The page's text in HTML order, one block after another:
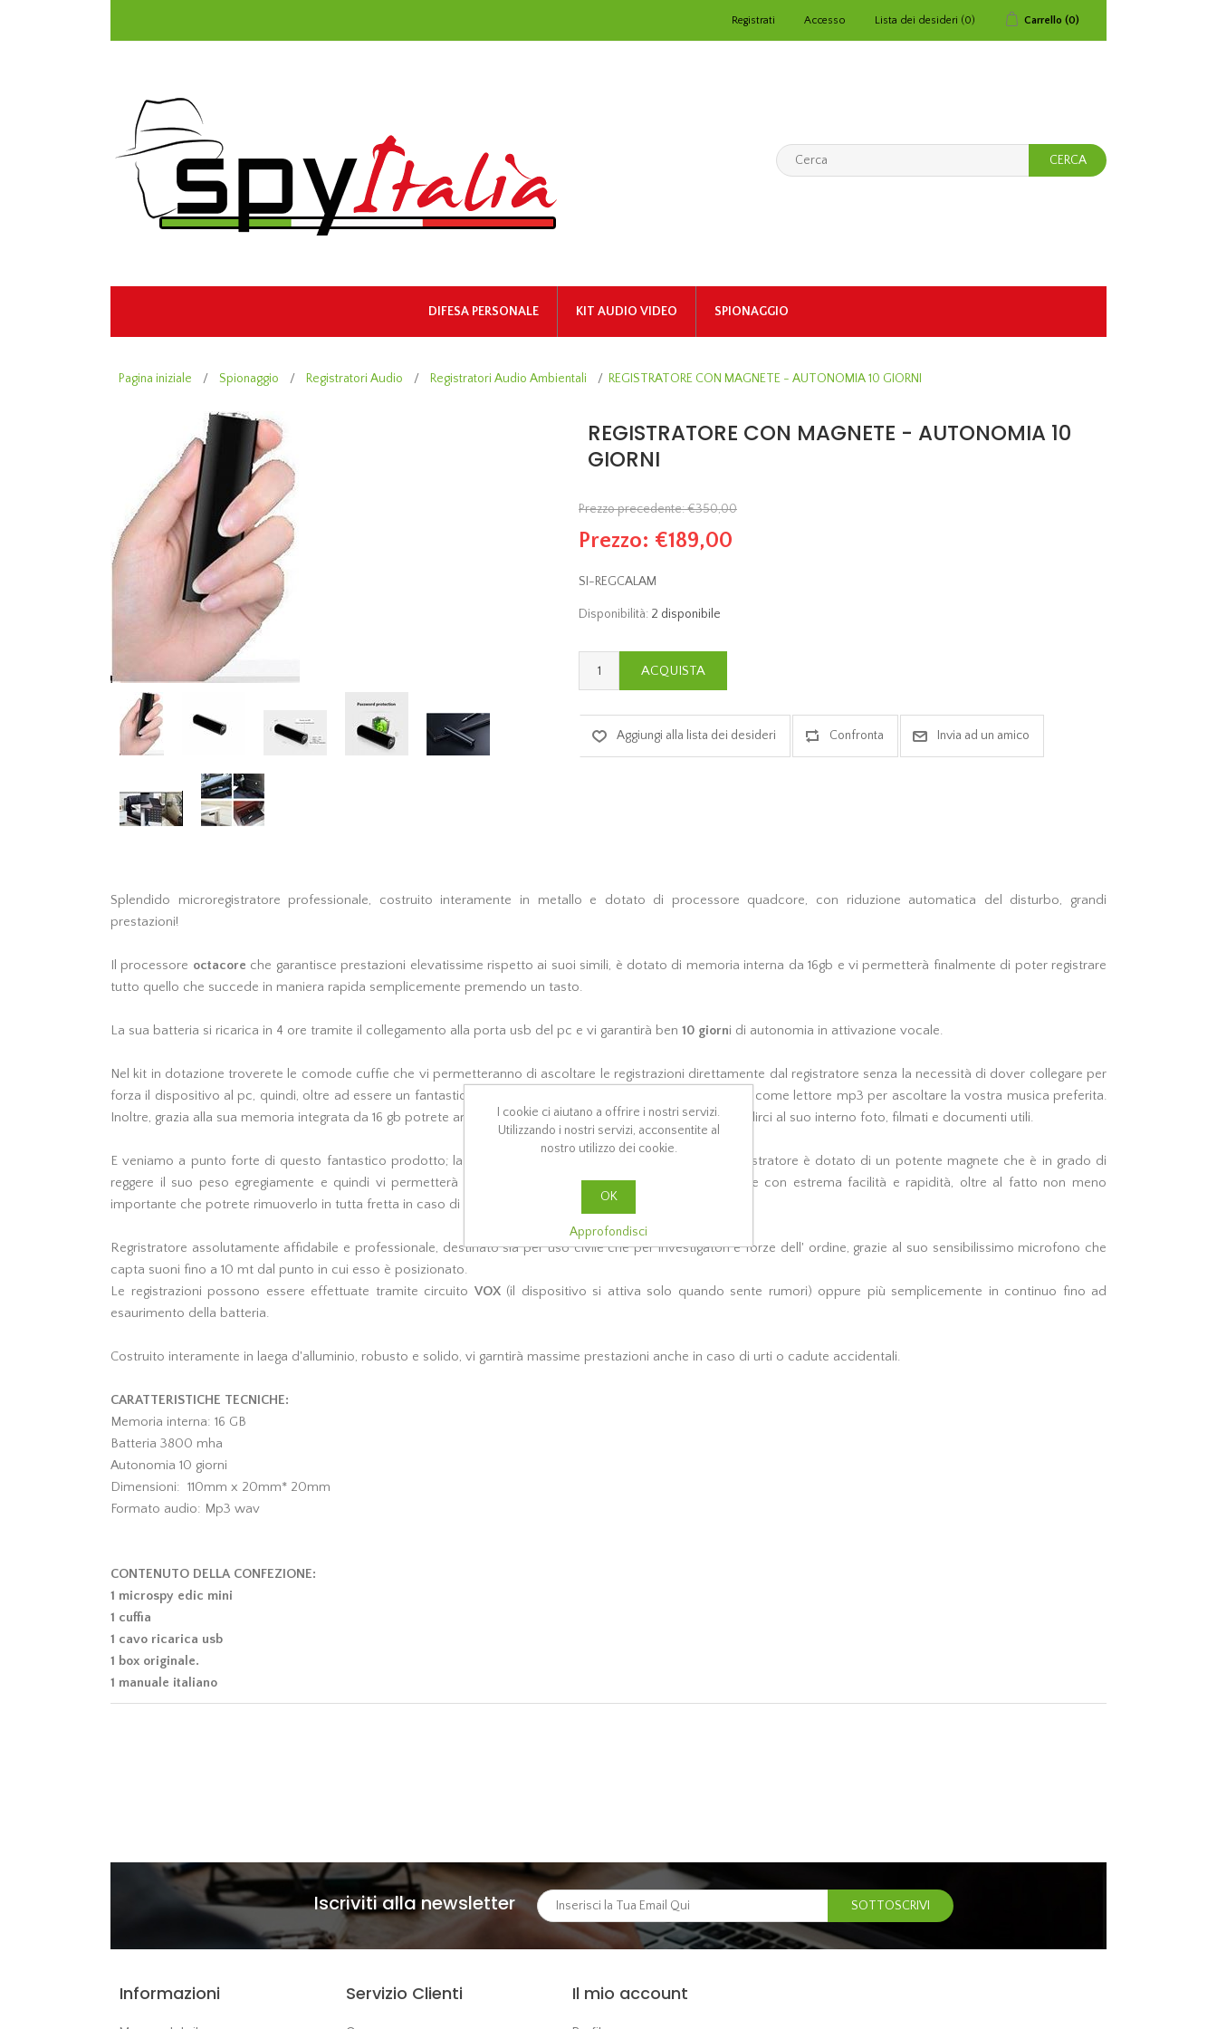
Registrati Accesso Lista dei desideri (0) Carrello (0)
DIFESA PERSONALE KIT AUDIO VIDEO SPIONAGGIO
Pagina iniziale / Spionaggio / Registratori Audio / Registratori Audio Ambientali / REGISTRATORE CON MAGNETE - AUTONOMIA 10 GIORNI
REGISTRATORE CON MAGNETE - AUTONOMIA 10
GIORNI
Prezzo precedente:€350,00
Prezzo: €189,00
SI-REGCALAM
Disponibilità: 2 disponibile
Splendido microregistratore professionale, costruito interamente in metallo e dotato di processore quadcore, con riduzione automatica del disturbo, grandi
prestazioni!
Il processore octacore che garantisce prestazioni elevatissime rispetto ai suoi simili, è dotato di memoria interna da 16gb e vi permetterà finalmente di poter registrare
tutto quello che succede in maniera rapida semplicemente premendo un tasto.
La sua batteria si ricarica in 4 ore tramite il collegamento alla porta usb del pc e vi garantirà ben 10 giorni di autonomia in attivazione vocale.
Nel kit in dotazione troverete le comode cuffie che vi permetteranno di ascoltare le registrazioni direttamente dal registratore senza la necessità di dover collegare per
forza il dispositivo al pc, quindi, oltre ad essere un fantastico registratore vocale, lo potrete utilizzare anche come lettore mp3 per ascoltare la vostra musica preferita.
Inoltre, grazia alla sua memoria integrata da 16 gb potrete anche utilizzarlo come semplice pendrive e custodirci al suo interno foto, filmati e documenti utili.
E veniamo a punto forte di questo fantastico prodotto; la grande forza magnetica! Ebbene si, questo registratore è dotato di un potente magnete che è in grado di
reggere il suo peso egregiamente e quindi vi permetterà di poterlo nascondere praticamente ovunque e con estrema facilità e rapidità, oltre al fatto non meno
importante che potrete rimuoverlo in tutta fretta in caso di problemi.
Regristratore assolutamente affidabile e professionale, destinato sia per uso civile che per investigatori e forze dell' ordine, grazie al suo sensibilissimo microfono che
capta suoni fino a 10 mt dal punto in cui esso è posizionato.
Le registrazioni possono essere effettuate tramite circuito VOX(il dispositivo si attiva solo quando sente rumori) oppure più semplicemente in continuo fino ad
esaurimento della batteria.
Costruito interamente in laega d'alluminio, robusto e solido, vi garntirà massime prestazioni anche in caso di urti o cadute accidentali.
CARATTERISTICHE TECNICHE:
Memoria interna: 16 GB
Batteria 3800 mha
Autonomia 10 giorni
Dimensioni: 110mm x 20mm* 20mm
Formato audio: Mp3 wav
CONTENUTO DELLA CONFEZIONE:
1 microspy edic mini
1 cuffia
1 cavo ricarica usb
1 box originale.
1 manuale italiano
Iscriviti alla newsletter
Informazioni Servizio Clienti Il mio account
I cookie ci aiutano a offrire i nostri servizi.
Utilizzando i nostri servizi, acconsentite al
nostro utilizzo dei cookie.
OK
Approfondisci